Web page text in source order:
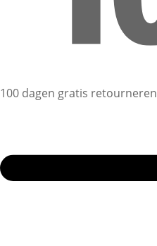
100 dagen gratis retourneren